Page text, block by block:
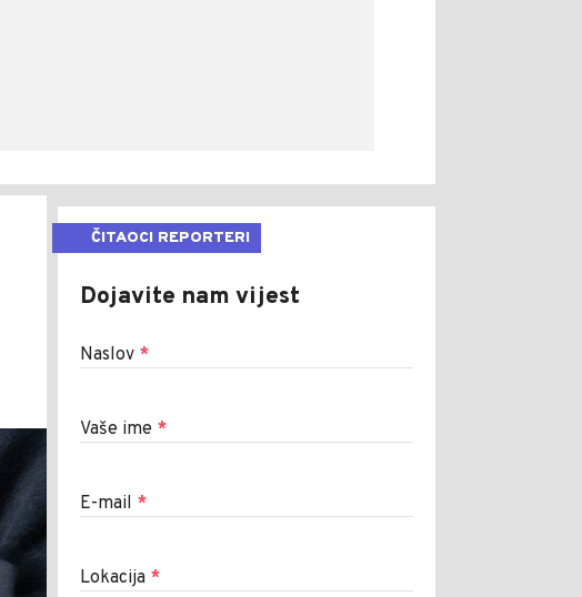
ČITAOCI REPORTERI
Dojavite nam vijest
Naslov *
Vaše ime *
E-mail *
Lokacija *